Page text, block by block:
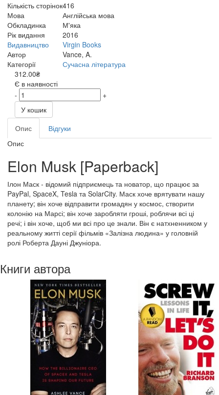
Кількість сторінок416
Мова
Англійська мова
Обкладинка
М'яка
Рік видання
2016
Видавництво
Virgin Books
Автор
Vance, A.
Категорії
Сучасна література
312.00₴
Є в наявності
-
+
У кошик
Опис
Відгуки
Опис
Elon Musk [Paperback]
Ілон Маск - відомий підприємець та новатор, що працює за
PayPal, SpaceX, Tesla та SolarCity. Маск хоче врятувати нашу
планету; він хоче відправити громадян у космос, створити
колонію на Марсі; він хоче заробляти гроші, роблячи всі ці
речі; і він хоче, щоб ми всі про це знали. Він є натхненником у
реальному житті серії фільмів «Залізна людина» у головній
ролі Роберта Дауні Джуніора.
Книги автора